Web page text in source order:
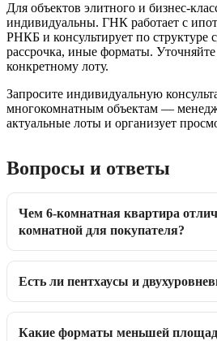
Для объектов элитного и бизнес-
индивидуальны. ГНК работает с
РНКБ и консультирует по структуре
рассрочка, иные форматы.
конкретному лоту.
Запросите индивидуальную
многокомнатным объектам —
актуальные лоты и организует
Вопросы и ответы
Чем 6-комнатная квартира
комнатной для покупателя?
Есть ли пентхаусы и
Какие форматы меньшей